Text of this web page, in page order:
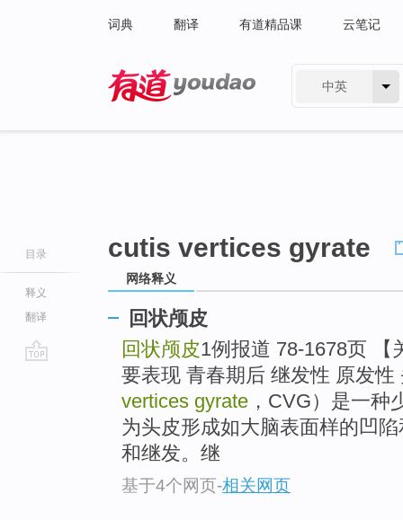
词典 翻译 有道精品课 云笔记
中英
目录
释义
翻译
cutis vertices gyrate
网络释义
回状颅皮
回状颅皮1例报道 78-1678页 【
要表现 青春期后 继发性 原发性
vertices gyrate ，CVG）是一
为头皮形成如大脑表面样的凹
和继发。继
基于4个网页-相关网页